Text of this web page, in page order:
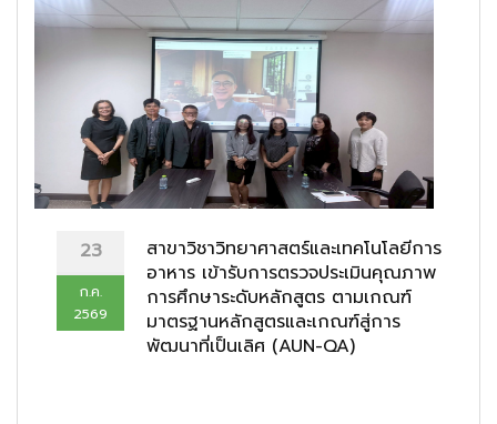
23
ก.ค.
2569
สาขาวิชาวิทยาศาสตร์และเทคโนโลยีการ
อาหาร เข้ารับการตรวจประเมินคุณภาพ
การศึกษาระดับหลักสูตร ตามเกณฑ์
มาตรฐานหลักสูตรและเกณฑ์สู่การ
พัฒนาที่เป็นเลิศ (AUN-QA)